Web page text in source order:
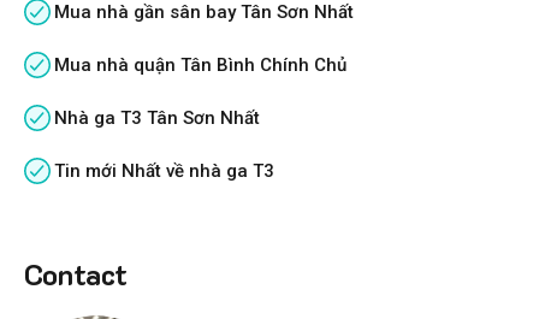
Mua nhà gần sân bay Tân Sơn Nhất
Mua nhà quận Tân Bình Chính Chủ
Nhà ga T3 Tân Sơn Nhất
Tin mới Nhất về nhà ga T3
Contact